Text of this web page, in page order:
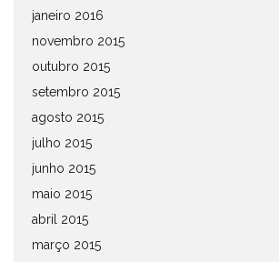
janeiro 2016
novembro 2015
outubro 2015
setembro 2015
agosto 2015
julho 2015
junho 2015
maio 2015
abril 2015
março 2015